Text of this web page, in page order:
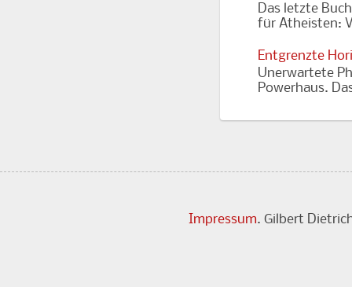
Das letzte
für Atheisten:
Entgrenzte
Unerwartete
Powerhaus.
Impressum. Gilbert